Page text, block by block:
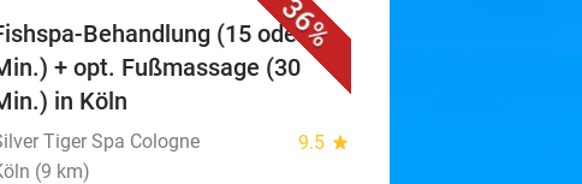
36%
Behandlung (15 oder 30
+ opt. Fußmassage (30
in Köln
Tiger Spa Cologne 9.5 star
(9 km)